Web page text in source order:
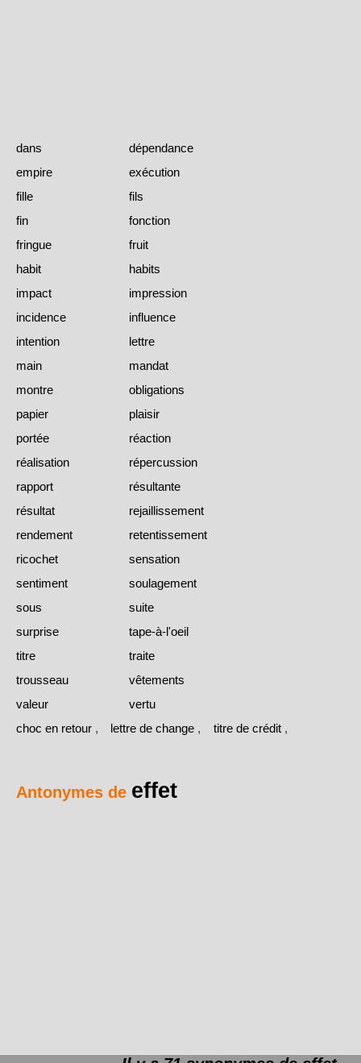
dans
dépendance
empire
exécution
fille
fils
fin
fonction
fringue
fruit
habit
habits
impact
impression
incidence
influence
intention
lettre
main
mandat
montre
obligations
papier
plaisir
portée
réaction
réalisation
répercussion
rapport
résultante
résultat
rejaillissement
rendement
retentissement
ricochet
sensation
sentiment
soulagement
sous
suite
surprise
tape-à-l'oeil
titre
traite
trousseau
vêtements
valeur
vertu
choc en retour , lettre de change , titre de crédit ,
Antonymes de effet